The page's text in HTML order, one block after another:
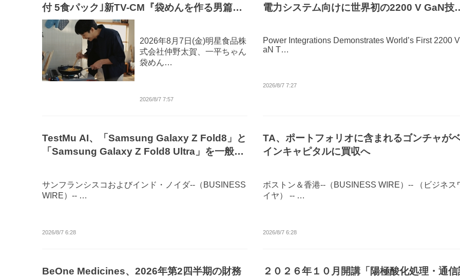
付 5食パック｣新TV-CM『袋めんを作る男篇』
8月7日(金)全国放映
2026年8月7日(金)明星食品株
式会社仲野太賀、一平ちゃん
袋めん…
2026/8/7 7:57
電力システム向けに世界初の2200 V GaN技
Power Integrations Demonstrates World’s First 2200
aN T…
2026/8/7 7:27
TestMu AI、「Samsung Galaxy Z Fold8」と
「Samsung Galaxy Z Fold8 Ultra」を一般発
サンフランシスコおよびインド・ノイダ--（BUSINESS
WIRE）-- …
2026/8/7 6:28
TA、ポートフォリオに含まれるゴンチャが
インキャピタルに買収へ
ボストン＆香港--（BUSINESS WIRE）-- （ビジネス
イヤ） -- …
2026/8/7 6:28
BeOne Medicines、2026年第2四半期の財務
２０２６年１０月開講「陽極酸化処理・通信